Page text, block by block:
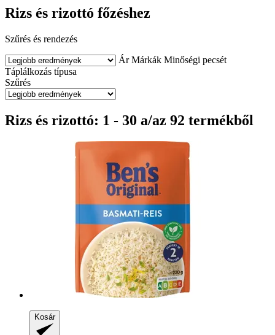
Rizs és rizottó főzéshez
Szűrés és rendezés
Ár Márkák Minőségi pecsét
Táplálkozás típusa
Szűrés
Rizs és rizottó: 1 - 30 a/az 92 termékből
Kosár